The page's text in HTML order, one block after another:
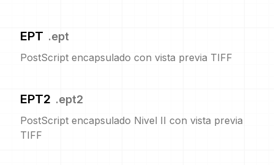
EPT .ept
PostScript encapsulado con vista previa TIFF
EPT2 .ept2
PostScript encapsulado Nivel II con vista previa
TIFF